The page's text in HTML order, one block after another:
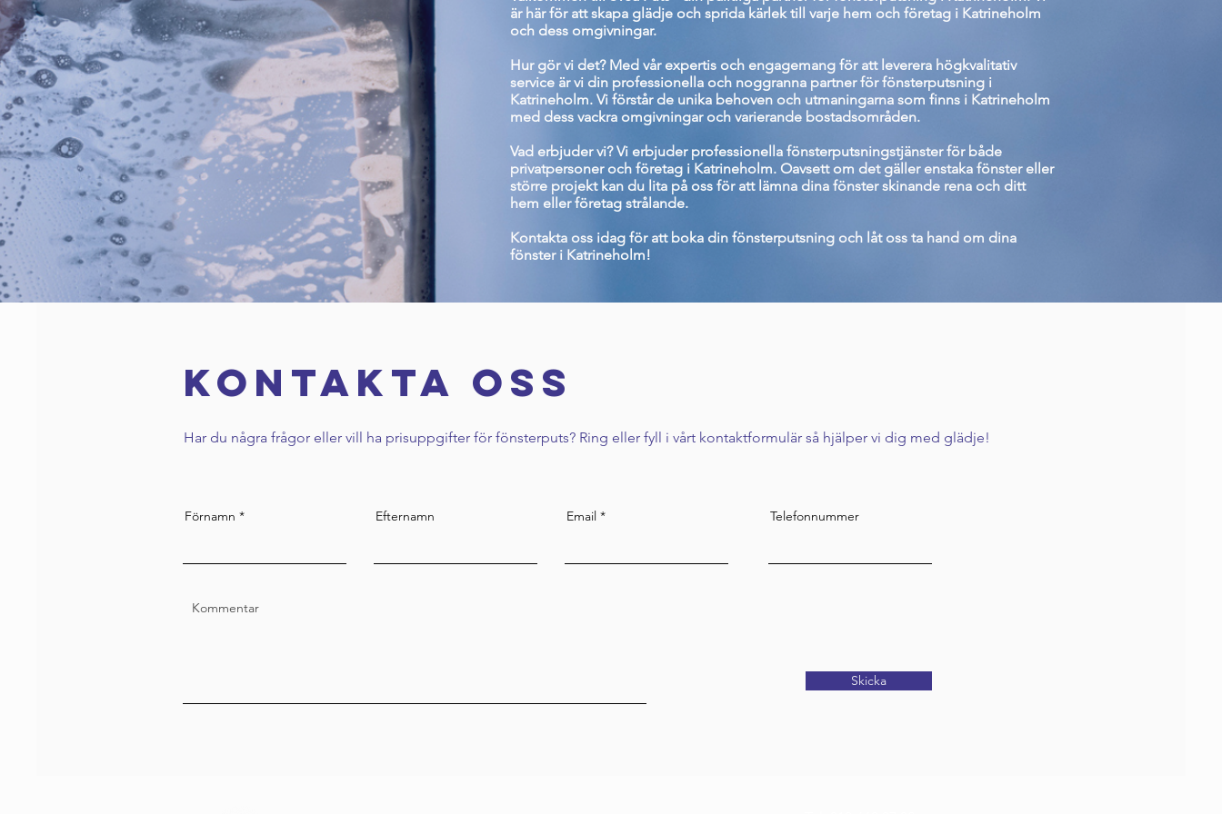
är här för att skapa glädje och sprida kärlek till varje hem och företag i Katrineholm
och dess omgivningar.
Hur gör vi det? Med vår expertis och engagemang för att leverera högkvalitativ
service är vi din professionella och noggranna partner för fönsterputsning i
Katrineholm. Vi förstår de unika behoven och utmaningarna som finns i Katrineholm
med dess vackra omgivningar och varierande bostadsområden.
Vad erbjuder vi? Vi erbjuder professionella fönsterputsningstjänster för både
privatpersoner och företag i Katrineholm. Oavsett om det gäller enstaka fönster eller
större projekt kan du lita på oss för att lämna dina fönster skinande rena och ditt
hem eller företag strålande.
Kontakta oss idag för att boka din fönsterputsning och låt oss ta hand om dina
fönster i Katrineholm!
KOntakta oss
Har du några frågor eller vill ha prisuppgifter för fönsterputs? Ring eller fyll i vårt kontaktformulär så hjälper vi dig med glädje!
Förnamn Efternamn Email Telefonnummer
Skicka